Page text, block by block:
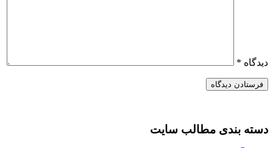
دیدگاه *
دسته بندی مطالب سایت